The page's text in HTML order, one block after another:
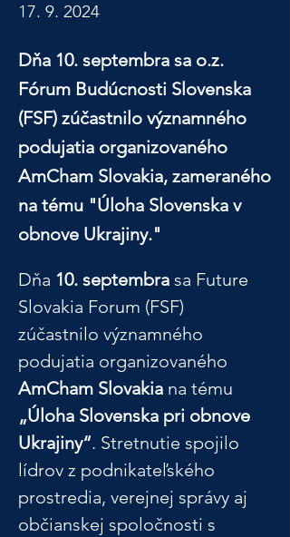
17. 9. 2024
Dňa 10. septembra sa o.z.
Fórum Budúcnosti Slovenska
(FSF) zúčastnilo významného
podujatia organizovaného
AmCham Slovakia, zameraného
na tému "Úloha Slovenska v
obnove Ukrajiny."
Dňa 10. septembra sa Future
Slovakia Forum (FSF)
zúčastnilo významného
podujatia organizovaného
AmCham Slovakia na tému
„Úloha Slovenska pri obnove
Ukrajiny“. Stretnutie spojilo
lídrov z podnikateľského
prostredia, verejnej správy aj
občianskej spoločnosti s